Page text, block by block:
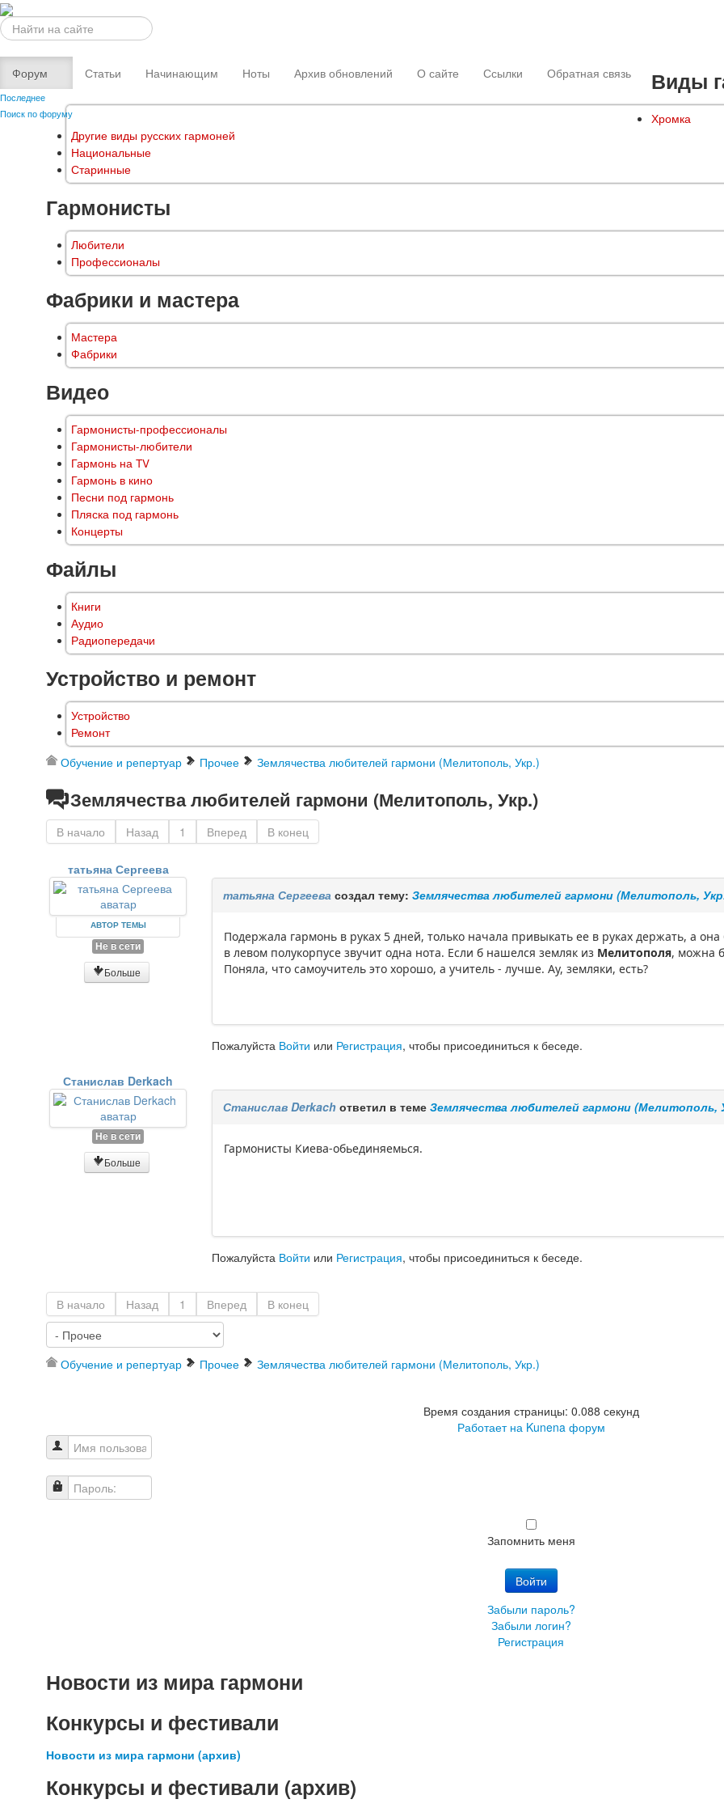
Искать...
Форум
Последнее
Поиск по форуму
Статьи Начинающим Ноты Архив обновлений О сайте Ссылки Обратная связь Виды
Хромка
Другие виды русских гармоней
Национальные
Старинные
Гармонисты
Любители
Профессионалы
Фабрики и мастера
Мастера
Фабрики
Видео
Гармонисты-профессионалы
Гармонисты-любители
Гармонь на TV
Гармонь в кино
Песни под гармонь
Пляска под гармонь
Концерты
Файлы
Книги
Аудио
Радиопередачи
Устройство и ремонт
Устройство
Ремонт
Обучение и репертуар Прочее Землячества любителей гармони (Мелитополь, Укр.)
Землячества любителей гармони (Мелитополь, Укр.)
В начало Назад 1 Вперед В конец
татьяна Сергеева
АВТОР ТЕМЫ
Не в сети
Больше
татьяна Сергеева создал тему:Землячества любителей гармони (Мелитополь,
Подержала гармонь в руках 5 дней, только начала привыкать ее в руках держать, а
в левом полукорпусе звучит одна нота. Если б нашелся земляк из Мелитополя, можна
Поняла, что самоучитель это хорошо, а учитель - лучше. Ау, земляки, есть?
Пожалуйста Войти или Регистрация, чтобы присоединиться к беседе.
Станислав Derkach
Не в сети
Больше
Станислав Derkach ответил в темеЗемлячества любителей гармони (Мелитополь,
Гармонисты Киева-обьединяемься.
Пожалуйста Войти или Регистрация, чтобы присоединиться к беседе.
В начало Назад 1 Вперед В конец
Обучение и репертуар Прочее Землячества любителей гармони (Мелитополь, Укр.)
Время создания страницы: 0.088 секунд
Работает на Kunena форум
Имя пользователя
Пароль:
Запомнить меня
Войти
Забыли пароль?
Забыли логин?
Регистрация
Новости из мира гармони
Конкурсы и фестивали
Новости из мира гармони (архив)
Конкурсы и фестивали (архив)